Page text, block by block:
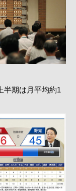
半期は月平均約1